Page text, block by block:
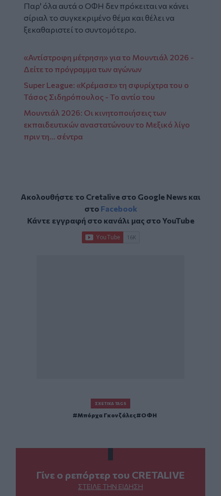
Παρ' όλα αυτά ο ΟΦΗ δεν πρόκειται να κάνει
σίριαλ το συγκεκριμένο θέμα και θέλει να
ξεκαθαριστεί το συντομότερο.
«Αντίστροφη μέτρηση» για το Μουντιάλ 2026 -
Δείτε το πρόγραμμα των αγώνων
Super League: «Κρέμασε» τη σφυρίχτρα του ο
Τάσος Σιδηρόπουλος - Το αντίο του
Μουντιάλ 2026: Οι κινητοποιήσεις των
εκπαιδευτικών αναστατώνουν το Μεξικό λίγο
πριν τη... σέντρα
Ακολουθήστε το Cretalive στο Google Newsκαι
στο Facebook
Κάντε εγγραφή στο κανάλι μας στοYouTube
ΣΧΕΤΙΚΆ TAGS
Μπόρχα Γκονζάλες ΟΦΗ
Γίνε ο ρεπόρτερ του CRETALIVE
ΣΤΕΊΛΕ ΤΗΝ ΕΊΔΗΣΗ